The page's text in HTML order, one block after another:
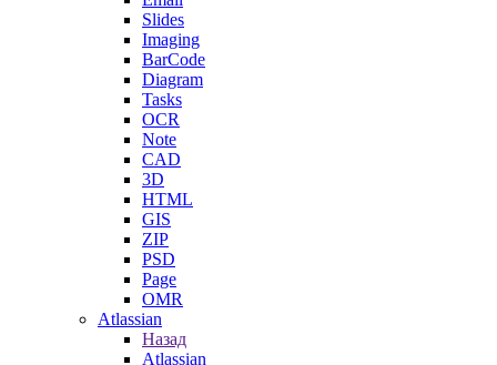
Slides
Imaging
BarCode
Diagram
Tasks
OCR
Note
CAD
3D
HTML
GIS
ZIP
PSD
Page
OMR
Atlassian
Назад
Atlassian